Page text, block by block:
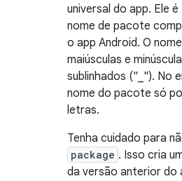
universal do app. Ele
nome de pacote
o app Android. O
maiúsculas e
sublinhados ("_"). No
nome do pacote só
letras.
Tenha cuidado para
package . Isso cria
da versão anterior do